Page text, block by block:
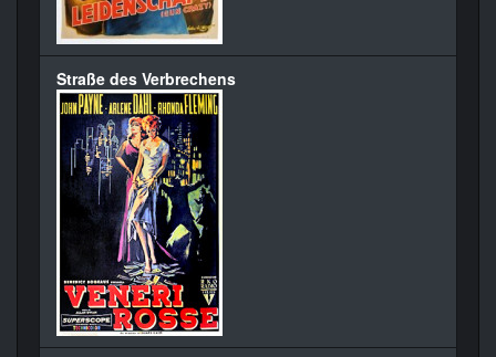
Straße des Verbrechens